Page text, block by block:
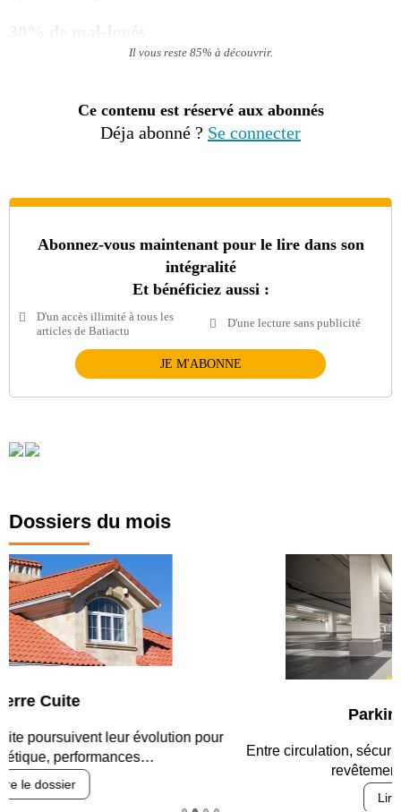
Il vous reste 85% à découvrir.
Ce contenu est réservé aux abonnés
Déja abonné ? Se connecter
Abonnez-vous maintenant pour le lire dans son
intégralité
Et bénéficiez aussi :
D'un accès illimité à tous les
articles de Batiactu
D'une lecture sans publicité
JE M'ABONNE
Dossiers du mois
Entre circulation, sécurisation des accès, durabilité des